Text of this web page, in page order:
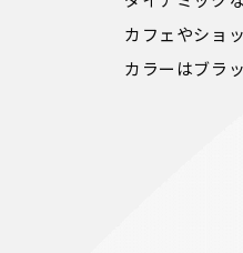
カフェやショ
カラーはブラ